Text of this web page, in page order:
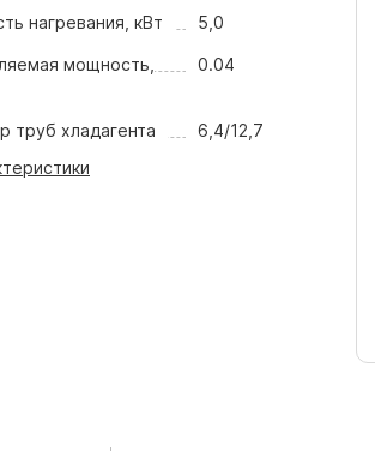
нагревания, кВт 5,0
мощность,
0.04
труб хладагента
6,4/12,7